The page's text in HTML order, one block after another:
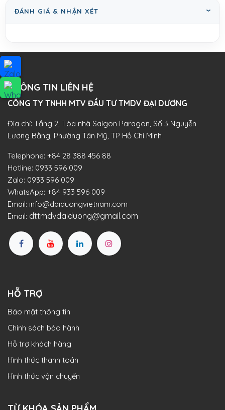
ĐÁNH GIÁ & NHẬN XÉT
THÔNG TIN LIÊN HỆ
CÔNG TY TNHH MTV ĐẦU TƯ TMDV ĐẠI DƯƠNG​
Địa chỉ: Tầng 2, Tòa nhà Saigon Paragon, Số 3 Nguyễn
Lương Bằng, Phường Tân Mỹ, TP Hồ Chí Minh
Telephone: +84 28 388 456 88
Hotline: 0933 596 009
Zalo: 0933 596 009
WhatsApp: +84 933 596 009
Email: info@daiduongvietnam.com
Email: dttmdvdaiduong@gmail.com
HỖ TRỢ
Bảo mật thông tin
Chính sách bảo hành
Hỗ trợ khách hàng
Hình thức thanh toán
Hình thức vận chuyển